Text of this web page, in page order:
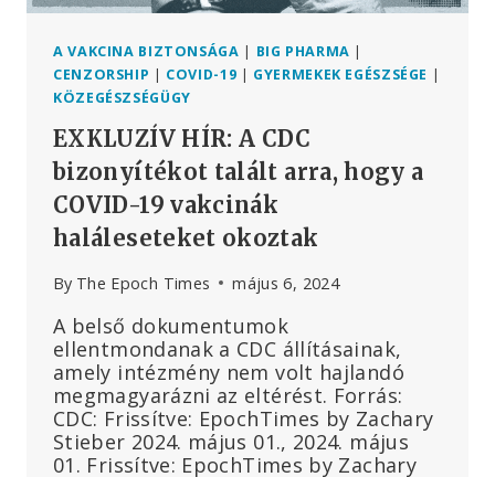
A VAKCINA BIZTONSÁGA | BIG PHARMA |
CENZORSHIP | COVID-19 | GYERMEKEK EGÉSZSÉGE |
KÖZEGÉSZSÉGÜGY
EXKLUZÍV HÍR: A CDC
bizonyítékot talált arra, hogy a
COVID-19 vakcinák
haláleseteket okoztak
By The Epoch Times május 6, 2024
A belső dokumentumok
ellentmondanak a CDC állításainak,
amely intézmény nem volt hajlandó
megmagyarázni az eltérést. Forrás:
CDC: Frissítve: EpochTimes by Zachary
Stieber 2024. május 01., 2024. május
01. Frissítve: EpochTimes by Zachary